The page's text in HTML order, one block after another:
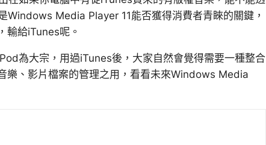
Media Player 11能否獲得消費者青睞的關鍵，
輸給iTunes呢。
為大宗，用過iTunes後，大家自然會覺得需要一種整合
樂、影片檔案的管理之用，看看未來Windows Media